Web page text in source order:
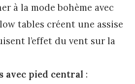
à la mode bohème avec
tables créent une assise
l’effet du vent sur la
avec pied central :